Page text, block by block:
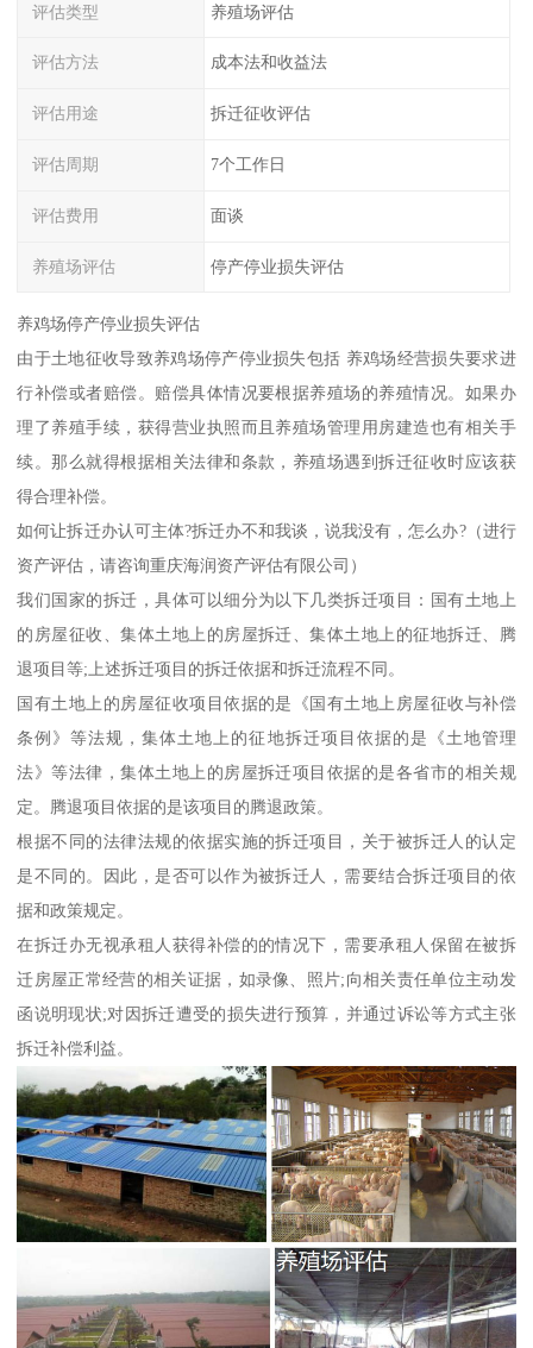
评估类型 养殖场评估
评估方法 成本法和收益法
评估用途 拆迁征收评估
评估周期 7个工作日
评估费用 面谈
养殖场评估 停产停业损失评估
养鸡场停产停业损失评估
由于土地征收导致养鸡场停产停业损失包括 养鸡场经营损失要求进
行补偿或者赔偿。赔偿具体情况要根据养殖场的养殖情况。如果办
理了养殖手续，获得营业执照而且养殖场管理用房建造也有相关手
续。那么就得根据相关法律和条款，养殖场遇到拆迁征收时应该获
得合理补偿。
如何让拆迁办认可主体?拆迁办不和我谈，说我没有，怎么办?（进行
资产评估，请咨询重庆海润资产评估有限公司）
我们国家的拆迁，具体可以细分为以下几类拆迁项目：国有土地上
的房屋征收、集体土地上的房屋拆迁、集体土地上的征地拆迁、腾
退项目等;上述拆迁项目的拆迁依据和拆迁流程不同。
国有土地上的房屋征收项目依据的是《国有土地上房屋征收与补偿
条例》等法规，集体土地上的征地拆迁项目依据的是《土地管理
法》等法律，集体土地上的房屋拆迁项目依据的是各省市的相关规
定。腾退项目依据的是该项目的腾退政策。
根据不同的法律法规的依据实施的拆迁项目，关于被拆迁人的认定
是不同的。因此，是否可以作为被拆迁人，需要结合拆迁项目的依
据和政策规定。
在拆迁办无视承租人获得补偿的的情况下，需要承租人保留在被拆
迁房屋正常经营的相关证据，如录像、照片;向相关责任单位主动发
函说明现状;对因拆迁遭受的损失进行预算，并通过诉讼等方式主张
拆迁补偿利益。